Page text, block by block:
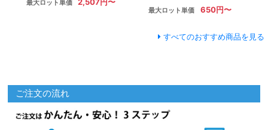
最大ロット単価
最大ロット単価
650円〜
すべてのおすすめ商品を見る
ご注文の流れ